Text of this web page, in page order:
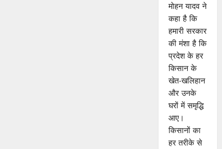
मोहन यादव ने
कहा है कि
हमारी सरकार
की मंशा है कि
प्रदेश के हर
किसान के
खेत-खलिहान
और उनके
घरों में समृद्धि
आए।
किसानों का
हर तरीके से